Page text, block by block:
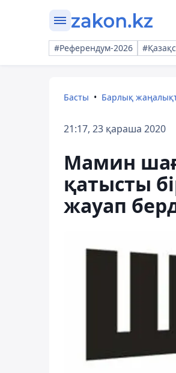
#Референдум-2026
Басты Барлық
21:17, 23 қараша 2020
Мамин
қатысты
жауап